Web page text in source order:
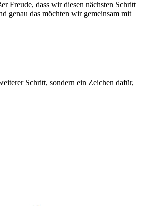
Freude, dass wir diesen nächsten Schritt
genau das möchten wir gemeinsam mit
Schritt, sondern ein Zeichen dafür,